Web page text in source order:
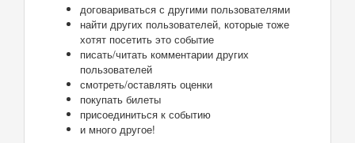
договариваться с другими пользователями
найти других пользователей, которые тоже
хотят посетить это событие
писать/читать комментарии других
пользователей
смотреть/оставлять оценки
покупать билеты
присоединиться к событию
и много другое!